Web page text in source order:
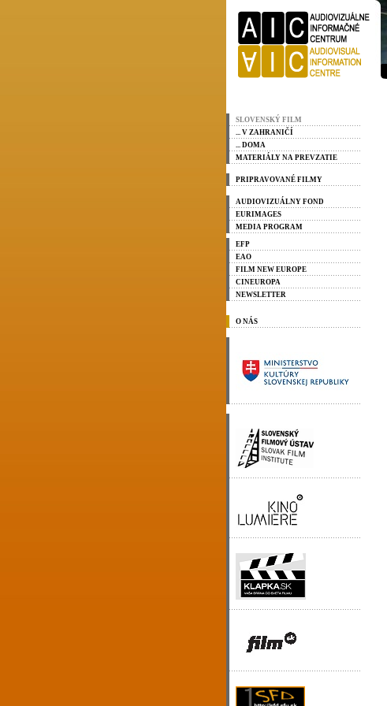
SLOVENSKÝ FILM
... V ZAHRANIČÍ
... DOMA
MATERIÁLY NA PREVZATIE
PRIPRAVOVANÉ FILMY
AUDIOVIZUÁLNY FOND
EURIMAGES
MEDIA PROGRAM
EFP
EAO
FILM NEW EUROPE
CINEUROPA
NEWSLETTER
O NÁS